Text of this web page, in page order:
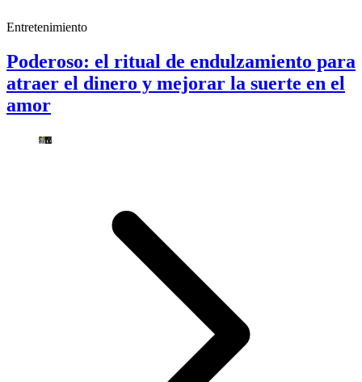
Entretenimiento
Poderoso: el ritual de endulzamiento para
atraer el dinero y mejorar la suerte en el
amor